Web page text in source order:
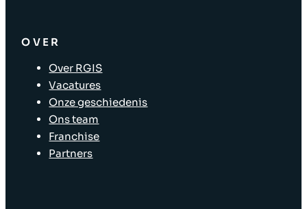
OVER
Over RGIS
Vacatures
Onze geschiedenis
Ons team
Franchise
Partners